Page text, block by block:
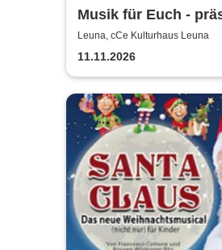
Musik für Euch -
von Uta Bresan
Leuna, cCe Kulturhaus Leuna
11.11.2026